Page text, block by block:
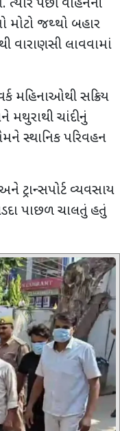
પછી વાહનની
જથ્થો બહાર
વારાણસી લાવવામાં
મહિનાઓથી સક્રિય
મથુરાથી ચાંદીનું
સ્થાનિક પરિવહન
ટ્રાન્સપોર્ટ વ્યવસાય
પાછળ ચાલતું હતું